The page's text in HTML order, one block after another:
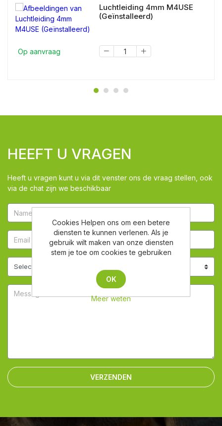
Op aanvraag
Luchtleiding 4mm M4USE
(Geïnstalleerd)
HEEFT U VRAGEN
Heeft u vragen kunt u via dit venster ons de vraag stellen, ook
via de chat zijn we beschikbaar
VERZENDEN
Cookies Helpen ons om een betere
diensten te kunnen verlenen. Als je
gebruik wilt maken van onze diensten
stem je toe om cookies te gebruiken
OK
Meer weten